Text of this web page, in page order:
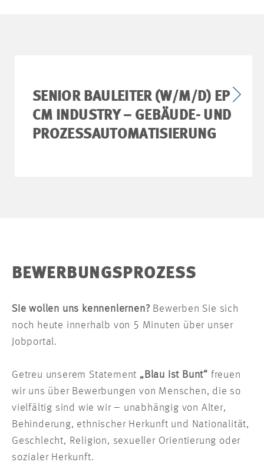
SENIOR BAULEITER (W/M/D) EP
CM INDUSTRY – GEBÄUDE- UND
PROZESSAUTOMATISIERUNG
BEWERBUNGSPROZESS
Sie wollen uns kennenlernen?Bewerben Sie sich
noch heute innerhalb von 5 Minuten über unser
Jobportal.
Getreu unserem Statement „Blau ist Bunt“ freuen
wir uns über Bewerbungen von Menschen, die so
vielfältig sind wie wir – unabhängig von Alter,
Behinderung, ethnischer Herkunft und Nationalität,
Geschlecht, Religion, sexueller Orientierung oder
sozialer Herkunft.